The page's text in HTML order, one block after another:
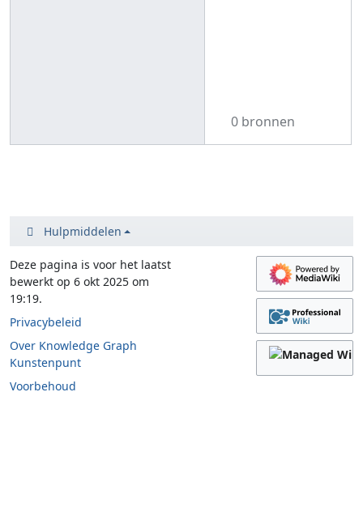
0 bronnen
Hulpmiddelen
Deze pagina is voor het laatst
bewerkt op 6 okt 2025 om
19:19.
Privacybeleid
Over Knowledge Graph
Kunstenpunt
Voorbehoud